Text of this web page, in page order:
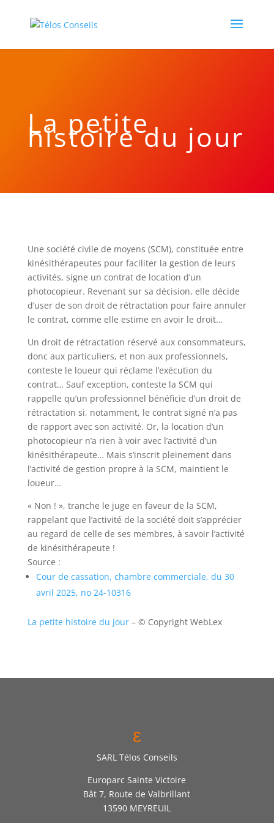
La petite
histoire du jour
Une société civile de moyens (SCM), constituée entre
kinésithérapeutes pour faciliter la gestion de leurs
activités, signe un contrat de location d’un
photocopieur. Revenant sur sa décision, elle décide
d’user de son droit de rétractation pour faire annuler
le contrat, comme elle estime en avoir le droit…
Un droit de rétractation réservé aux consommateurs,
donc aux particuliers, et non aux professionnels,
conteste le loueur qui réclame l’exécution du
contrat… Sauf exception, conteste la SCM qui
rappelle qu’un professionnel bénéficie d’un droit de
rétractation si, notamment, le contrat signé n’a pas
de rapport avec son activité. Or, la location d’un
photocopieur n’a rien à voir avec l’activité d’un
kinésithérapeute… Mais s’inscrit pleinement dans
l’activité de gestion propre à la SCM, maintient le
loueur…
« Non ! », tranche le juge en faveur de la SCM,
rappelant que l’activité de la société doit s‘apprécier
au regard de celle de ses membres, à savoir l’activité
de kinésithérapeute !
Source :
Cour de cassation, chambre commerciale, du 30
avril 2025, no 24-10316
La petite histoire du jour– © Copyright WebLex
ε
SARL Télos Conseils
Europarc Sainte Victoire
Bât 7, Route de Valbrillant
13590 MEYREUIL